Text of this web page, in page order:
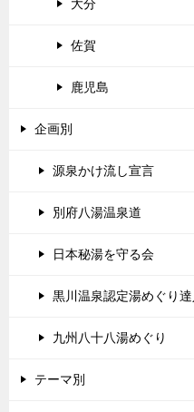
大分
佐賀
鹿児島
企画別
源泉かけ流し宣言
別府八湯温泉道
日本秘湯を守る会
黒川温泉認定湯めぐり達
九州八十八湯めぐり
テーマ別